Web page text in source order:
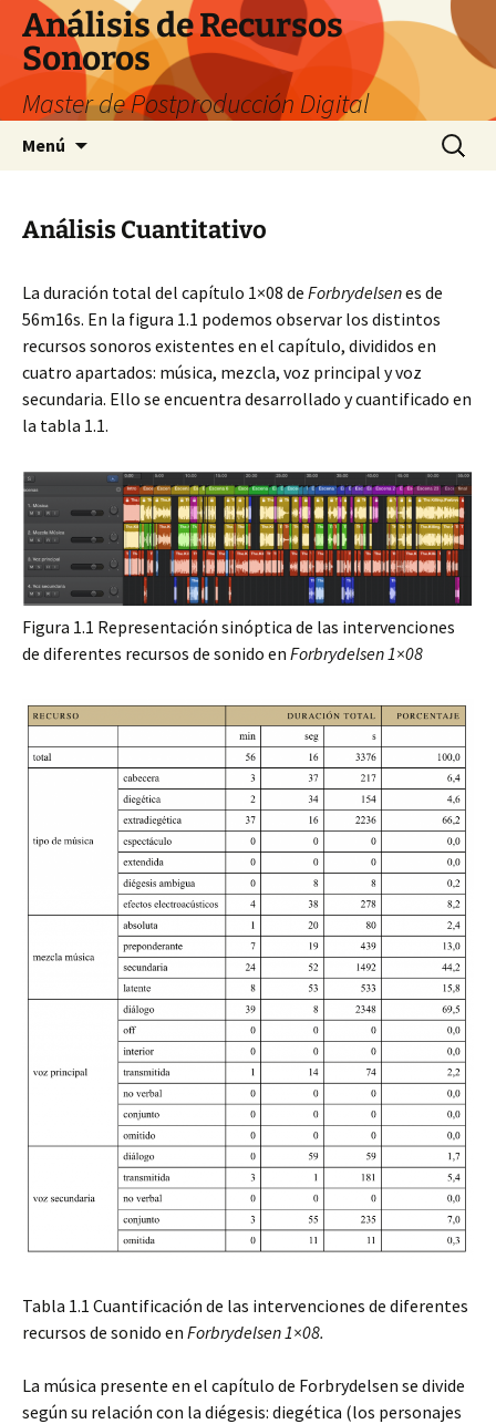
Saltar
contenido
Análisis de Recursos
Sonoros
Master de Postproducción Digital
Menú Buscar:
Análisis Cuantitativo
La duración total del capítulo 1×08 de Forbrydelsenes de
56m16s. En la figura 1.1 podemos observar los distintos
recursos sonoros existentes en el capítulo, divididos en
cuatro apartados: música, mezcla, voz principal y voz
secundaria. Ello se encuentra desarrollado y cuantificado en
la tabla 1.1.
Figura 1.1 Representación sinóptica de las intervenciones
de diferentes recursos de sonido en Forbrydelsen 1×08
Tabla 1.1 Cuantificación de las intervenciones de diferentes
recursos de sonido en Forbrydelsen 1×08.
La música presente en el capítulo de Forbrydelsen se divide
según su relación con la diégesis: diegética (los personajes